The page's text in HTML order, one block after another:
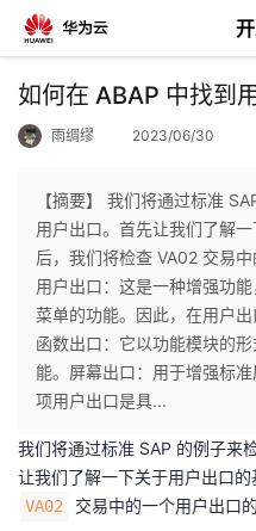
返
个
人
主
页
我
的
开
发
我
的
开
我
的
我
如何在 ABAP 中找到
雨绸缪 2023/06/30
【摘要】 我们将通过标准
用户出口。首先让我们了解
后，我们将检查 VA02 交易
用户出口：这是一种增强功
菜单的功能。因此，在用户出
函数出口：它以功能模块的
能。屏幕出口：用于增强标
项用户出口是具...
我们将通过标准 SAP 的例子来
让我们了解一下关于用户出口
VA02 交易中的一个用户出口的